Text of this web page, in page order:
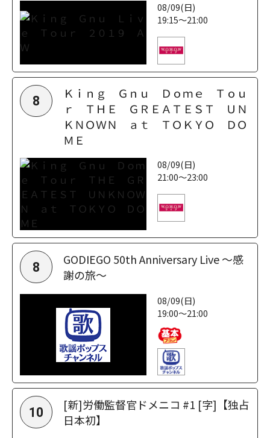
08/09(日)
19:15～21:00
8
Ｋｉｎｇ Ｇｎｕ Ｄｏｍｅ Ｔｏｕ
ｒ ＴＨＥ ＧＲＥＡＴＥＳＴ ＵＮ
ＫＮＯＷＮ ａｔ ＴＯＫＹＯ ＤＯ
ＭＥ
08/09(日)
21:00～23:00
8
GODIEGO 50th Anniversary Live ～感
謝の旅～
08/09(日)
19:00～21:00
10
[新]労働監督官ドメニコ #1 [字]【独占
日本初】